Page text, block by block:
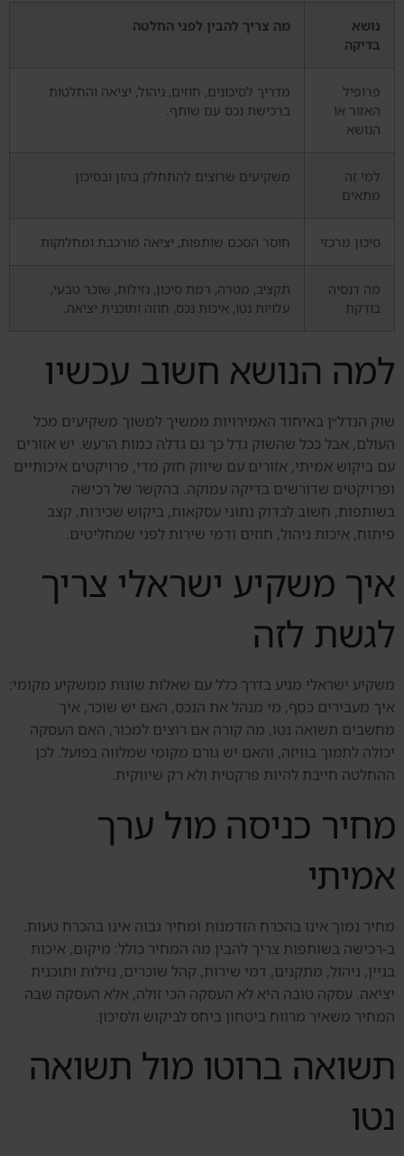
נושא
בדיקה
מה צריך להבין לפני החלטה
פרופיל
האזור או
הנושא
מדריך לסיכונים, חוזים, ניהול, יציאה והחלטות
ברכישת נכס עם שותף.
למי זה
מתאים
משקיעים שרוצים להתחלק בהון ובסיכון
סיכון מרכזי חוסר הסכם שותפות, יציאה מורכבת ומחלוקות
מה דנסיה
בודקת
תקציב, מטרה, רמת סיכון, נזילות, שוכר טבעי,
עלויות נטו, איכות נכס, חוזה ותוכנית יציאה.
למה הנושא חשוב עכשיו
שוק הנדל״ן באיחוד האמירויות ממשיך למשוך משקיעים מכל
העולם, אבל ככל שהשוק גדל כך גם גדלה כמות הרעש. יש אזורים
עם ביקוש אמיתי, אזורים עם שיווק חזק מדי, פרויקטים איכותיים
ופרויקטים שדורשים בדיקה עמוקה. בהקשר של רכישה
בשותפות, חשוב לבדוק נתוני עסקאות, ביקוש שכירות, קצב
פיתוח, איכות ניהול, חוזים ודמי שירות לפני שמחליטים.
איך משקיע ישראלי צריך
לגשת לזה
משקיע ישראלי מגיע בדרך כלל עם שאלות שונות ממשקיע מקומי:
איך מעבירים כסף, מי מנהל את הנכס, האם יש שוכר, איך
מחשבים תשואה נטו, מה קורה אם רוצים למכור, האם העסקה
יכולה לתמוך בוויזה, והאם יש גורם מקומי שמלווה בפועל. לכן
ההחלטה חייבת להיות פרקטית ולא רק שיווקית.
מחיר כניסה מול ערך
אמיתי
מחיר נמוך אינו בהכרח הזדמנות ומחיר גבוה אינו בהכרח טעות.
ב-רכישה בשותפות צריך להבין מה המחיר כולל: מיקום, איכות
בניין, ניהול, מתקנים, דמי שירות, קהל שוכרים, נזילות ותוכנית
יציאה. עסקה טובה היא לא העסקה הכי זולה, אלא העסקה שבה
המחיר משאיר מרווח ביטחון ביחס לביקוש ולסיכון.
תשואה ברוטו מול תשואה
נטו